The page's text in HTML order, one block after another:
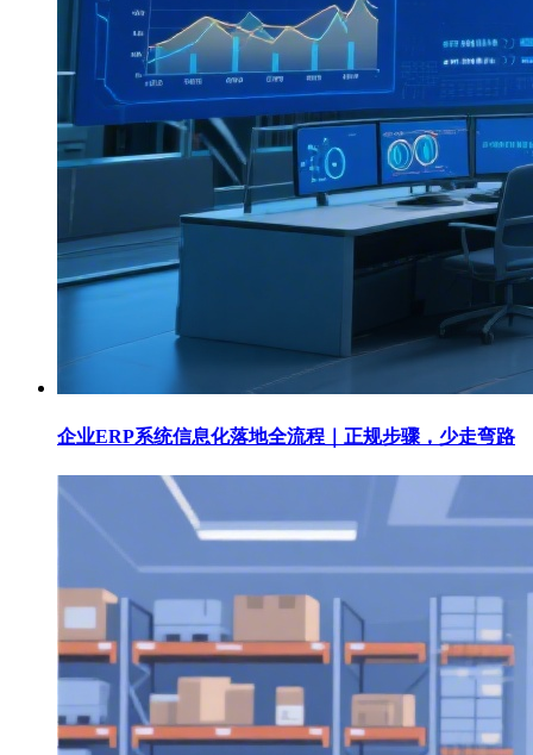
企业ERP系统信息化落地全流程｜正规步骤，少走弯路